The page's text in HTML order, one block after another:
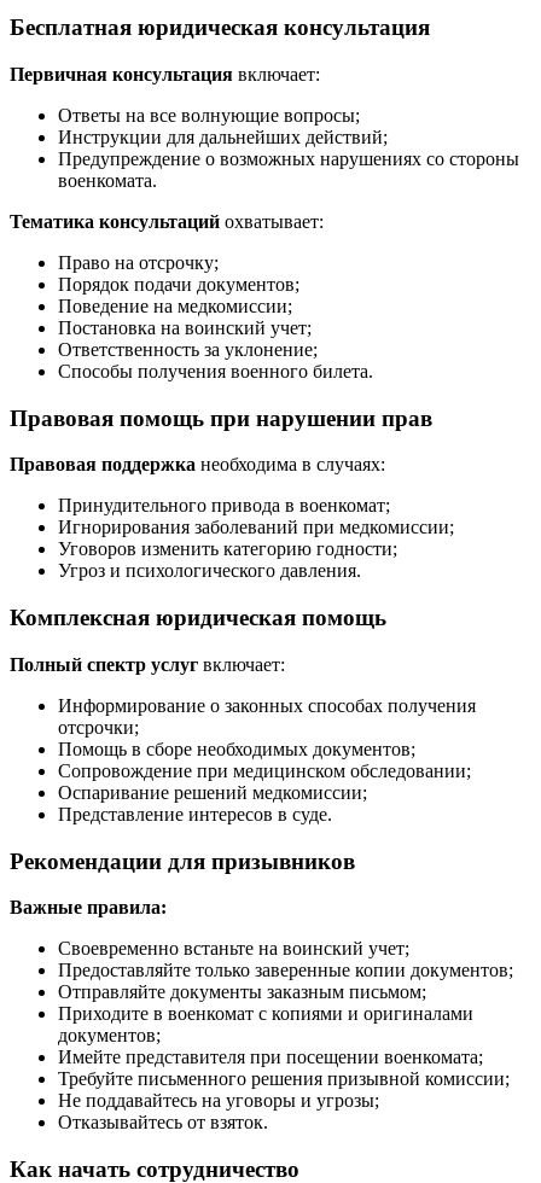
Бесплатная юридическая консультация
Первичная консультация включает:
Ответы на все волнующие вопросы;
Инструкции для дальнейших действий;
Предупреждение о возможных нарушениях со стороны
военкомата.
Тематика консультаций охватывает:
Право на отсрочку;
Порядок подачи документов;
Поведение на медкомиссии;
Постановка на воинский учет;
Ответственность за уклонение;
Способы получения военного билета.
Правовая помощь при нарушении прав
Правовая поддержка необходима в случаях:
Принудительного привода в военкомат;
Игнорирования заболеваний при медкомиссии;
Уговоров изменить категорию годности;
Угроз и психологического давления.
Комплексная юридическая помощь
Полный спектр услуг включает:
Информирование о законных способах получения
отсрочки;
Помощь в сборе необходимых документов;
Сопровождение при медицинском обследовании;
Оспаривание решений медкомиссии;
Представление интересов в суде.
Рекомендации для призывников
Важные правила:
Своевременно встаньте на воинский учет;
Предоставляйте только заверенные копии документов;
Отправляйте документы заказным письмом;
Приходите в военкомат с копиями и оригиналами
документов;
Имейте представителя при посещении военкомата;
Требуйте письменного решения призывной комиссии;
Не поддавайтесь на уговоры и угрозы;
Отказывайтесь от взяток.
Как начать сотрудничество